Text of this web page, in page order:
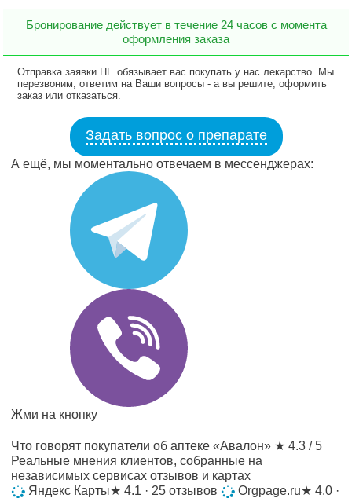
Бронирование действует в течение 24 часов с момента
оформления заказа
Отправка заявки НЕ обязывает вас покупать у нас лекарство. Мы
перезвоним, ответим на Ваши вопросы - а вы решите, оформить
заказ или отказаться.
Задать вопрос о препарате
А ещё, мы моментально отвечаем в мессенджерах:
Жми на кнопку
Что говорят покупатели об аптеке «Авалон» ★ 4.3 / 5
Реальные мнения клиентов, собранные на
независимых сервисах отзывов и картах
Яндекс Карты★ 4.1 · 25 отзывов Orgpage.ru★ 4.0 ·